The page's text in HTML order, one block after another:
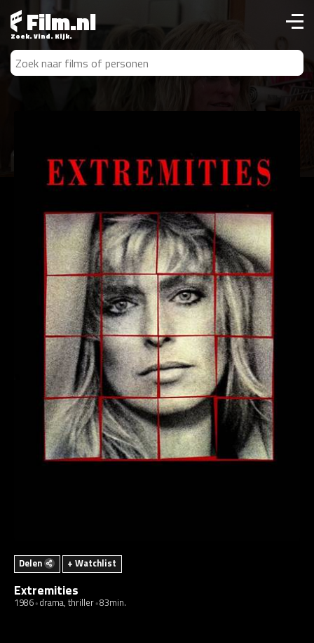
Film.nl
Zoek. Vind. Kijk.
Delen + Watchlist
Extremities
1986 drama, thriller 83min.